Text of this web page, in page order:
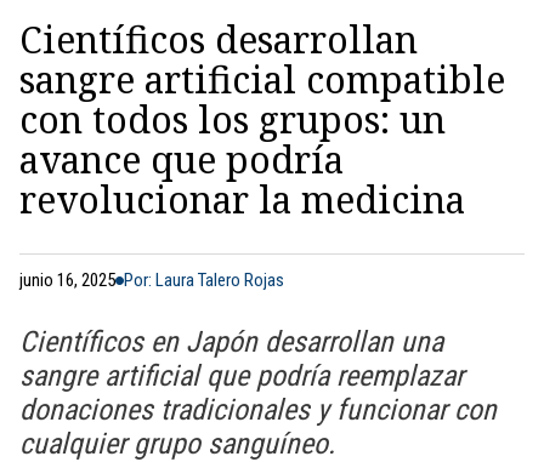
Científicos desarrollan
sangre artificial compatible
con todos los grupos: un
avance que podría
revolucionar la medicina
junio 16, 2025 Por: Laura Talero Rojas
Científicos en Japón desarrollan una
sangre artificial que podría reemplazar
donaciones tradicionales y funcionar con
cualquier grupo sanguíneo.